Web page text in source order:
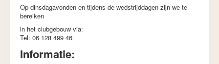
Op dinsdagavonden en tijdens de wedstrijddagen zijn we te
bereiken
in het clubgebouw via:
Tel: 06 128 499 46
Informatie: